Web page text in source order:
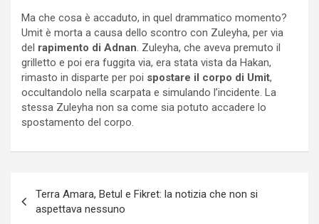
Ma che cosa è accaduto, in quel drammatico momento?
Umit è morta a causa dello scontro con Zuleyha, per via
del rapimento di Adnan. Zuleyha, che aveva premuto il
grilletto e poi era fuggita via, era stata vista da Hakan,
rimasto in disparte per poi spostare il corpo di Umit,
occultandolo nella scarpata e simulando l’incidente. La
stessa Zuleyha non sa come sia potuto accadere lo
spostamento del corpo.
articoli
Terra Amara, Betul e Fikret: la notizia che non si
aspettava nessuno